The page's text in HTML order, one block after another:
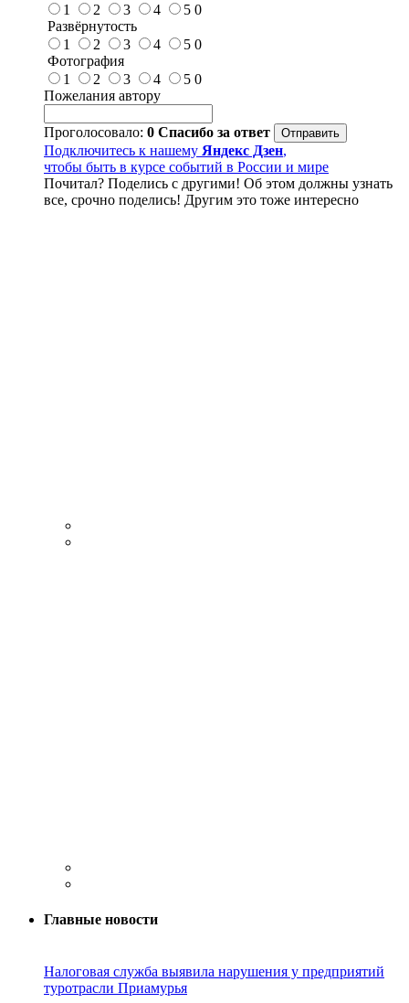
1
2 3 4 5 0
Развёрнутость
1
2 3 4 5 0
Фотография
1
2 3 4 5 0
Пожелания автору
Проголосовало: 0 Спасибо за ответ
Подключитесь к нашему Яндекс Дзен,
чтобы быть в курсе событий в России и мире
Почитал? Поделись с другими! Об этом должны узнать
все, срочно поделись! Другим это тоже интересно
Главные новости
Налоговая служба выявила нарушения у предприятий
туротрасли Приамурья